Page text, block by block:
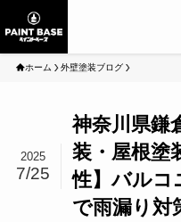
ホーム 外壁塗装ブログ
神奈川県鎌
装・屋根塗
性】バルコ
で雨漏り対
2025
7/25